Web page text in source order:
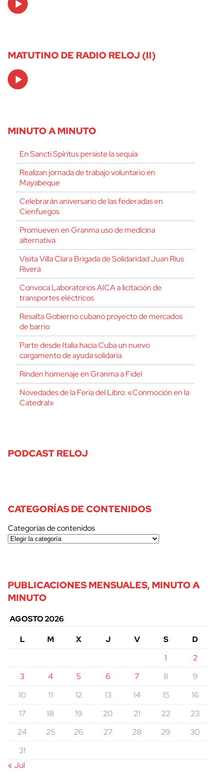
Player
MATUTINO DE RADIO RELOJ (II)
Audio
Player
MINUTO A MINUTO
En Sancti Spíritus persiste la sequía
Realizan jornada de trabajo voluntario en
Mayabeque
Celebrarán aniversario de las federadas en
Cienfuegos
Promueven en Granma uso de medicina
alternativa
Visita Villa Clara Brigada de Solidaridad Juan Rius
Rivera
Convoca Laboratorios AICA a licitación de
transportes eléctricos
Resalta Gobierno cubano proyecto de mercados
de barrio
Parte desde Italia hacia Cuba un nuevo
cargamento de ayuda solidaria
Rinden homenaje en Granma a Fidel
Novedades de la Feria del Libro: «Conmoción en la
Catedral»
PODCAST RELOJ
CATEGORÍAS DE CONTENIDOS
Categorías de contenidos
PUBLICACIONES MENSUALES, MINUTO A
MINUTO
AGOSTO 2026
L
M X J V S
D
1
2
3
4 5 6 7 8
9
10
11 12 13 14 15
16
17
18 19 20 21 22
23
24
25 26 27 28 29
30
31
« Jul